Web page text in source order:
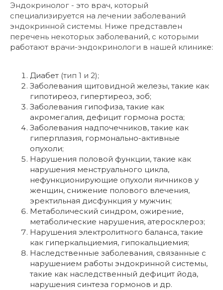
Эндокринолог - это врач, который
специализируется на лечении заболеваний
эндокринной системы. Ниже представлен
перечень некоторых заболеваний, с которыми
работают врачи-эндокринологи в нашей клинике:
Диабет (тип 1 и 2);
Заболевания щитовидной железы, такие как
гипотиреоз, гипертиреоз, зоб;
Заболевания гипофиза, такие как
акромегалия, дефицит гормона роста;
Заболевания надпочечников, такие как
гиперплазия, гормонально-активные
опухоли;
Нарушения половой функции, такие как
нарушения менструального цикла,
нефункционирующие опухоли яичников у
женщин, снижение полового влечения,
эректильная дисфункция у мужчин;
Метаболический синдром, ожирение,
метаболические нарушения, атеросклероз;
Нарушения электролитного баланса, такие
как гиперкальциемия, гипокальциемия;
Наследственные заболевания, связанные с
нарушением работы эндокринной системы,
такие как наследственный дефицит йода,
нарушения синтеза гормонов и др.